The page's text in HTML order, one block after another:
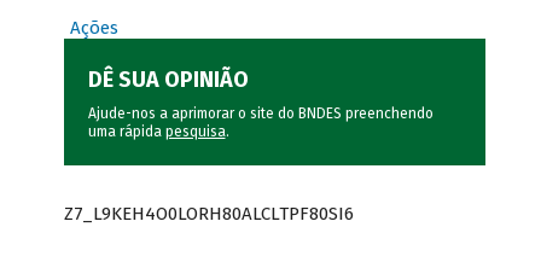
Ações
DÊ SUA OPINIÃO
Ajude-nos a aprimorar o site do BNDES preenchendo
uma rápida pesquisa.
Z7_L9KEH4O0LORH80ALCLTPF80SI6